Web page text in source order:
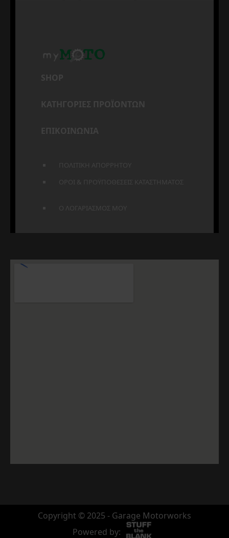
SHOP
ΚΑΤΗΓΟΡΙΕΣ ΠΡΟΪΟΝΤΩΝ
ΕΠΙΚΟΙΝΩΝΙΑ
ΠΟΛΙΤΙΚΗ ΑΠΟΡΡΗΤΟΥ
ΟΡΟΙ & ΠΡΟΫΠΟΘΕΣΕΙΣ ΚΑΤΑΣΤΗΜΑΤΟΣ
Ο ΛΟΓΑΡΙΑΣΜΟΣ ΜΟΥ
Copyright © 2025 - Garage Motorworks
Powered by: